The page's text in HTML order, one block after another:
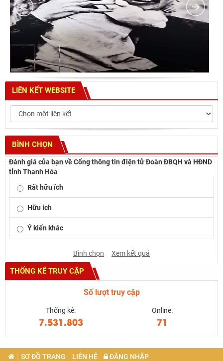
LIÊN KẾT WEBSITE
BÌNH CHỌN
Đánh giá của bạn về Cổng thông tin điện tử Đoàn ĐBQH và HĐND
tỉnh Thanh Hóa
Rất hữu ích
Hữu ích
Ý kiến khác
Bình chọn Xem kết quả
THỐNG KÊ TRUY CẬP
Số lượt truy cập
Thống kê:
7.531.803
Online:
71
SƠ ĐỒ TRANG LIÊN HỆ ĐĂNG NHẬP